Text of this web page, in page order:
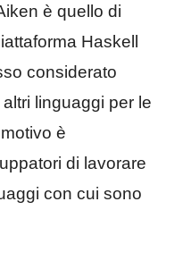
è quello di
Haskell
considerato
linguaggi per le
è
di lavorare
con cui sono